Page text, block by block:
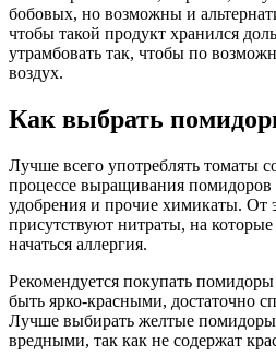
бобовых, но возможны и
чтобы такой продукт хранился
утрамбовать так, чтобы по
воздух.
Как выбрать
Лучше всего употреблять томаты
процессе выращивания
удобрения и прочие химикаты. От
присутствуют нитраты, на
начаться аллергия.
Рекомендуется покупать
быть ярко-красными, достаточно
Лучше выбирать желтые
вредными, так как не содержат